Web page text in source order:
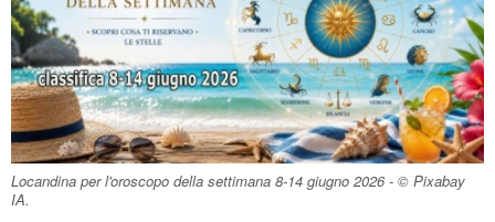
Locandina per l'oroscopo della settimana 8-14 giugno 2026 - © Pixabay
IA.